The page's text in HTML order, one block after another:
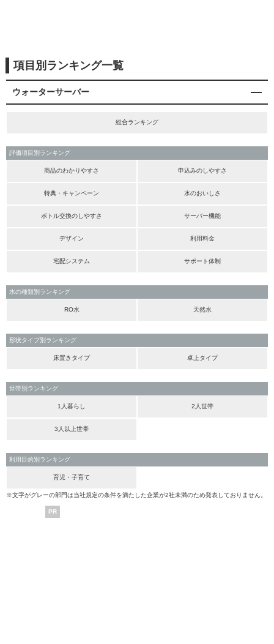
項目別ランキング一覧
ウォーターサーバー
総合ランキング
評価項目別ランキング
商品のわかりやすさ 申込みのしやすさ
特典・キャンペーン 水のおいしさ
ボトル交換のしやすさ サーバー機能
デザイン 利用料金
宅配システム サポート体制
水の種類別ランキング
RO水 天然水
形状タイプ別ランキング
床置きタイプ 卓上タイプ
世帯別ランキング
1人暮らし 2人世帯
3人以上世帯
利用目的別ランキング
育児・子育て
※文字がグレーの部門は当社規定の条件を満たした企業が2社未満のため発表しておりません。
PR